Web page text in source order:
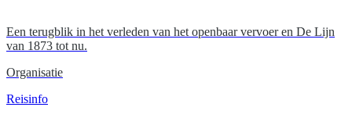
Een terugblik in het verleden van het openbaar vervoer en De Lijn
van 1873 tot nu.
Organisatie
Reisinfo